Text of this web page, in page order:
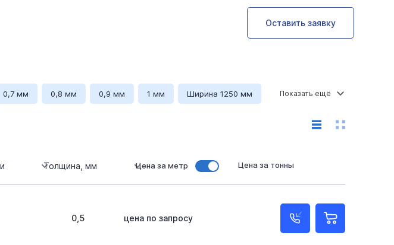
Оставить заявку
0,7 мм 0,8 мм 0,9 мм 1 мм Ширина 1250 мм
Толщина, мм Цена за метр Цена за тонны
0,5 цена по запросу